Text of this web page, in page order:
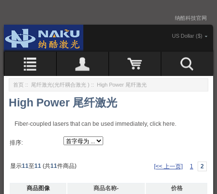
纳酷科技官网
US Dollar ($)
首页 :: 尾纤激光(光纤耦合激光 ) :: High Power 尾纤激光
High Power 尾纤激光
Fiber-coupled lasers that can be used immediately, click here.
排序:
显示11至11 (共11件商品) [<< 上一页] 1 2
商品图像 商品名称- 价格